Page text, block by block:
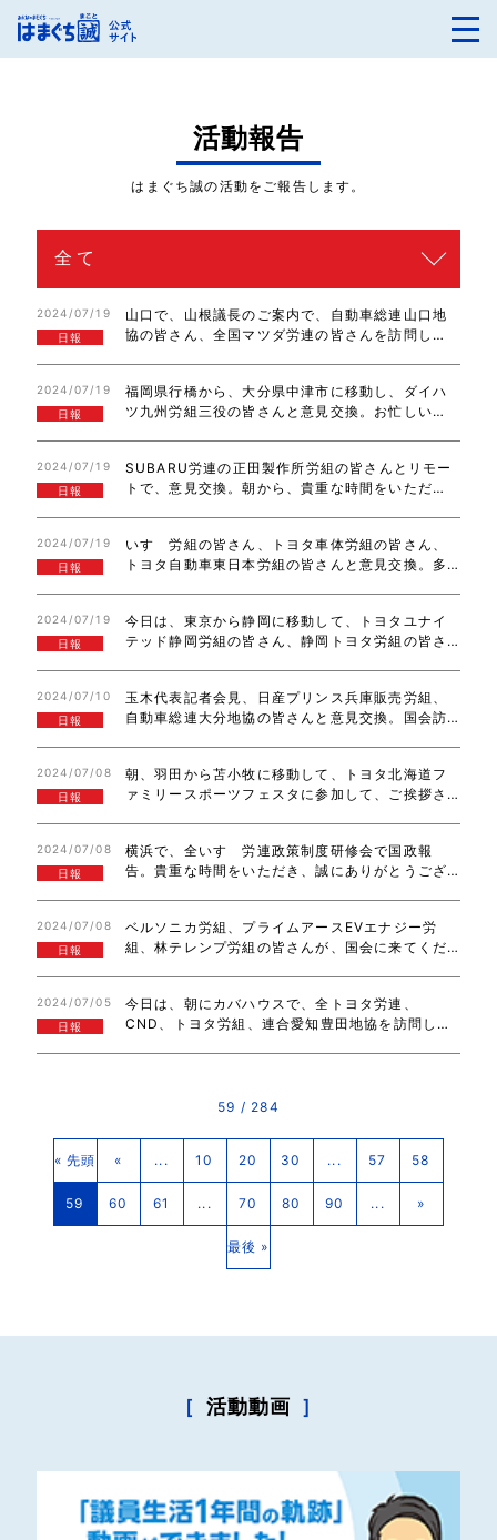
活動報告
はまぐち誠の活動をご報告します。
2024/07/19
日報
山口で、山根議長のご案内で、自動車総連山口地
協の皆さん、全国マツダ労連の皆さんを訪問し
にリモート参加した後、自動車総連山口地協幹事…
2024/07/19
日報
福岡県行橋から、大分県中津市に移動し、ダイハ
ツ九州労組三役の皆さんと意見交換。お忙しい
っている熱中症対策用ドリンクの配布に参加。暑
い…
2024/07/19
日報
SUBARU労連の正田製作所労組の皆さんとリモー
トで、意見交換。朝から、貴重な時間をいただ
動。お疲れ様でした。その後、県連幹事会と続…
2024/07/19
日報
いすゞ労組の皆さん、トヨタ車体労組の皆さん、
トヨタ自動車東日本労組の皆さんと意見交換。多
た！
2024/07/19
日報
今日は、東京から静岡に移動して、トヨタユナイ
テッド静岡労組の皆さん、静岡トヨタ労組の皆さ
なりました。松澤委員長、久保田委員長ご対応い…
2024/07/10
日報
玉木代表記者会見、日産プリンス兵庫販売労組、
自動車総連大分地協の皆さんと意見交換。国会訪
組合員の皆さん、頑張ってください。夜は、こく…
2024/07/08
日報
朝、羽田から苫小牧に移動して、トヨタ北海道フ
ァミリースポーツフェスタに参加して、ご挨拶さ
とうございます。午後のフライトで、東京に戻っ…
2024/07/08
日報
横浜で、全いすゞ労連政策制度研修会で国政報
告。貴重な時間をいただき、誠にありがとうござ
んと参加させていただきました。大変多くの皆さ
ん…
2024/07/08
日報
ベルソニカ労組、プライムアースEVエナジー労
組、林テレンプ労組の皆さんが、国会に来てくだ
した。また、国会にお越しください。ありがとう…
2024/07/05
日報
今日は、朝にカバハウスで、全トヨタ労連、
CND、トヨタ労組、連合愛知豊田地協を訪問しご
59 / 284
« 先頭 « ... 10 20 30 ... 57 58
59 60 61 ... 70 80 90 ... »
最後 »
［ 活動動画 ］